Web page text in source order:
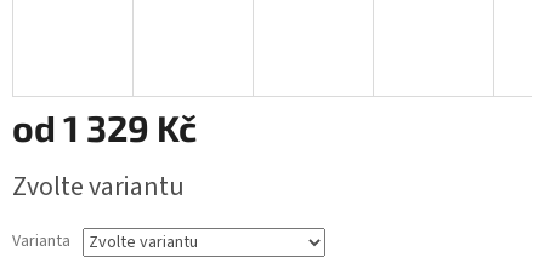
od 1 329 Kč
cena:
Zvolte variantu
Varianta